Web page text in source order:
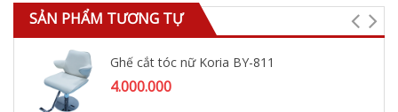
SẢN PHẨM TƯƠNG TỰ
Ghế cắt tóc nữ Koria BY-811
4.000.000